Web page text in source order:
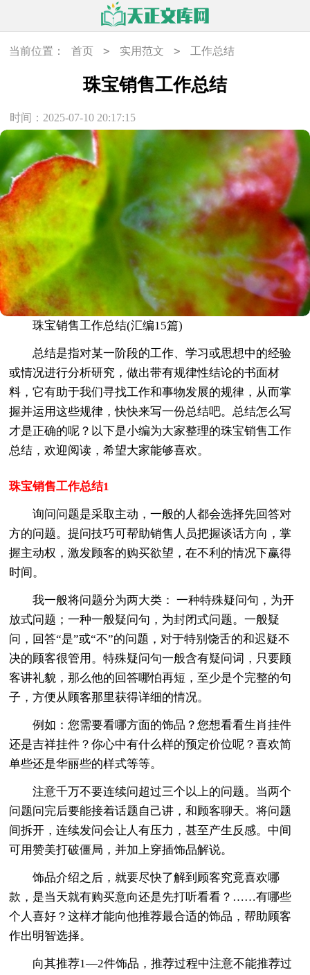
当前位置： 首页 > 实用范文 > 工作总结
珠宝销售工作总结
时间：2025-07-10 20:17:15
珠宝销售工作总结(汇编15篇)
总结是指对某一阶段的工作、学习或思想中的经验
或情况进行分析研究，做出带有规律性结论的书面材
料，它有助于我们寻找工作和事物发展的规律，从而掌
握并运用这些规律，快快来写一份总结吧。总结怎么写
才是正确的呢？以下是小编为大家整理的珠宝销售工作
总结，欢迎阅读，希望大家能够喜欢。
珠宝销售工作总结1
询问问题是采取主动，一般的人都会选择先回答对
方的问题。提问技巧可帮助销售人员把握谈话方向，掌
握主动权，激发顾客的购买欲望，在不利的情况下赢得
时间。
我一般将问题分为两大类： 一种特殊疑问句，为开
放式问题；一种一般疑问句，为封闭式问题。一般疑
问，回答“是”或“不”的问题，对于特别饶舌的和迟疑不
决的顾客很管用。特殊疑问句一般含有疑问词，只要顾
客讲礼貌，那么他的回答哪怕再短，至少是个完整的句
子，方便从顾客那里获得详细的情况。
例如：您需要看哪方面的饰品？您想看看生肖挂件
还是吉祥挂件？你心中有什么样的预定价位呢？喜欢简
单些还是华丽些的样式等等。
注意千万不要连续问超过三个以上的问题。当两个
问题问完后要能接着话题自己讲，和顾客聊天。将问题
间拆开，连续发问会让人有压力，甚至产生反感。中间
可用赞美打破僵局，并加上穿插饰品解说。
饰品介绍之后，就要尽快了解到顾客究竟喜欢哪
款，是当天就有购买意向还是先打听看看？……有哪些
个人喜好？这样才能向他推荐最合适的饰品，帮助顾客
作出明智选择。
向其推荐1—2件饰品，推荐过程中注意不能推荐过